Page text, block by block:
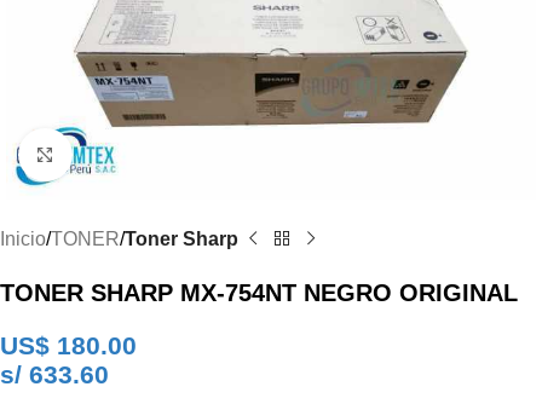
Clic para ampliar
Inicio TONER Toner Sharp
TONER SHARP MX-754NT NEGRO ORIGINAL
US$ 180.00
s/ 633.60